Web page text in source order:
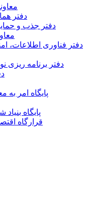
دفتر
دفتر جذب و
دفتر فناوری اطلاعات،
دفتر برنامه ریزی
پایگاه امر به
پایگاه
قرارگاه